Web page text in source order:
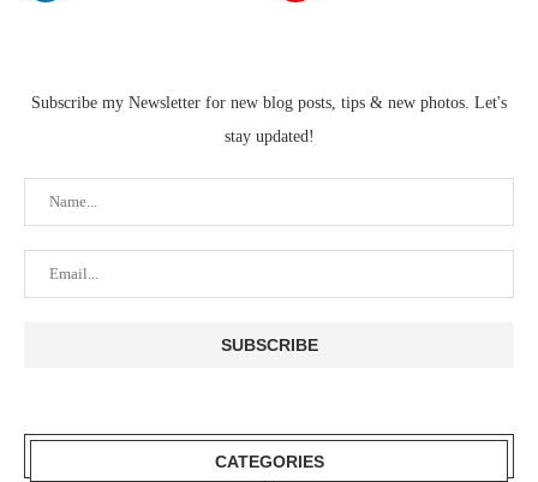
Subscribe my Newsletter for new blog posts, tips & new photos. Let's
stay updated!
CATEGORIES